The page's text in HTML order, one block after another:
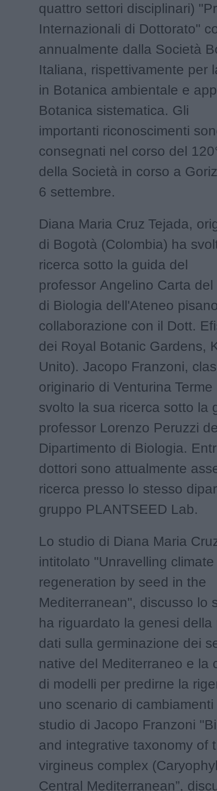
quattro settori disciplinari)
Internazionali di Dottorato"
annualmente dalla Società
Italiana, rispettivamente per
in Botanica ambientale e
Botanica sistematica. Gli
importanti riconoscimenti
consegnati nel corso del
della Società in corso a
6 settembre.
Diana Maria Cruz Tejada,
di Bogotà (Colombia) ha
ricerca sotto la guida del
professor Angelino Carta
di Biologia dell'Ateneo
collaborazione con il Dott.
dei Royal Botanic Gardens,
Unito). Jacopo Franzoni,
originario di Venturina
svolto la sua ricerca sotto la
professor Lorenzo Peruzzi
Dipartimento di Biologia.
dottori sono attualmente
ricerca presso lo stesso
gruppo PLANTSEED Lab.
Lo studio di Diana Maria
intitolato "Unravelling
regeneration by seed in the
Mediterranean", discusso lo
ha riguardato la genesi della
dati sulla germinazione dei
native del Mediterraneo e la
di modelli per predirne la
uno scenario di
studio di Jacopo Franzoni
and integrative taxonomy of
virgineus complex
Central Mediterranean”,